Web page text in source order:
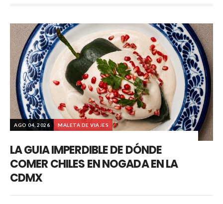
AGO 04, 2026 MALETA DE VIAJES
LA GUIA IMPERDIBLE DE DÓNDE
COMER CHILES EN NOGADA EN LA
CDMX